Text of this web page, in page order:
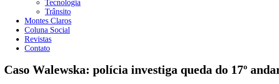
Tecnologia
Trânsito
Montes Claros
Coluna Social
Revistas
Contato
Caso Walewska: polícia investiga queda do 17º